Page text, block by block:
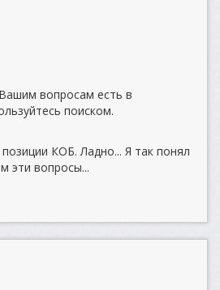
вопросам есть в
поиском.
КОБ. Ладно... Я так понял
эти вопросы...